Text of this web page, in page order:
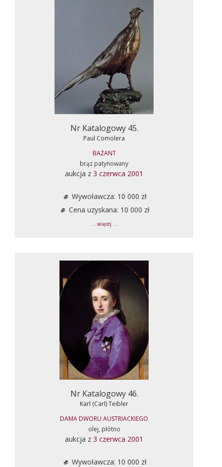
Nr Katalogowy 45.
Paul Comolera
BAŻANT
brąz patynowany
aukcja z 3 czerwca 2001
Wywoławcza: 10 000 zł
Cena uzyskana: 10 000 zł
... więcej ...
Nr Katalogowy 46.
Karl (Carl) Teibler
DAMA DWORU AUSTRIACKIEGO
olej, płótno
aukcja z 3 czerwca 2001
Wywoławcza: 10 000 zł